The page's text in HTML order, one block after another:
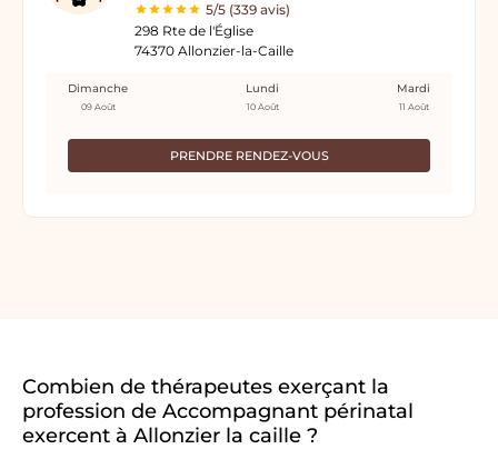
5/5 (339 avis)
298 Rte de l'Église
74370 Allonzier-la-Caille
PRENDRE RENDEZ-VOUS
Dimanche
09 Août
Lundi
10 Août
Mardi
11 Août
Combien de thérapeutes exerçant la
profession de Accompagnant périnatal
exercent à Allonzier la caille ?